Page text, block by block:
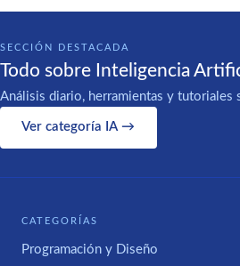
SECCIÓN DESTACADA
Todo sobre Inteligencia
Análisis diario, herramientas y tutoriales
Ver categoría IA →
CATEGORÍAS
Programación y Diseño